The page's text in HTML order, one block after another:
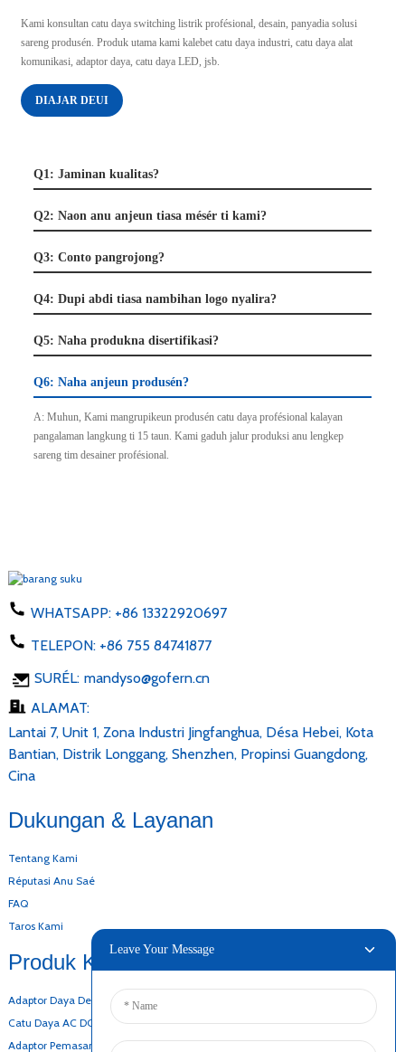
Kami konsultan catu daya switching listrik profésional, desain, panyadia solusi
sareng produsén. Produk utama kami kalebet catu daya industri, catu daya alat
komunikasi, adaptor daya, catu daya LED, jsb.
DIAJAR DEUI
Q1: Jaminan kualitas?
Q2: Naon anu anjeun tiasa mésér ti kami?
Q3: Conto pangrojong?
Q4: Dupi abdi tiasa nambihan logo nyalira?
Q5: Naha produkna disertifikasi?
Q6: Naha anjeun produsén?
A: Muhun, Kami mangrupikeun produsén catu daya profésional kalayan
pangalaman langkung ti 15 taun. Kami gaduh jalur produksi anu lengkep
sareng tim desainer profésional.
WHATSAPP: +86 13322920697
TELEPON: +86 755 84741877
SURÉL: mandyso@gofern.cn
ALAMAT:
Lantai 7, Unit 1, Zona Industri Jingfanghua, Désa Hebei, Kota
Bantian, Distrik Longgang, Shenzhen, Propinsi Guangdong,
Cina
Dukungan & Layanan
Tentang Kami
Réputasi Anu Saé
FAQ
Taros Kami
Produk Kami
Adaptor Daya Desktop
Catu Daya AC DC
Adaptor Pemasangan Tembok
Leave Your Message